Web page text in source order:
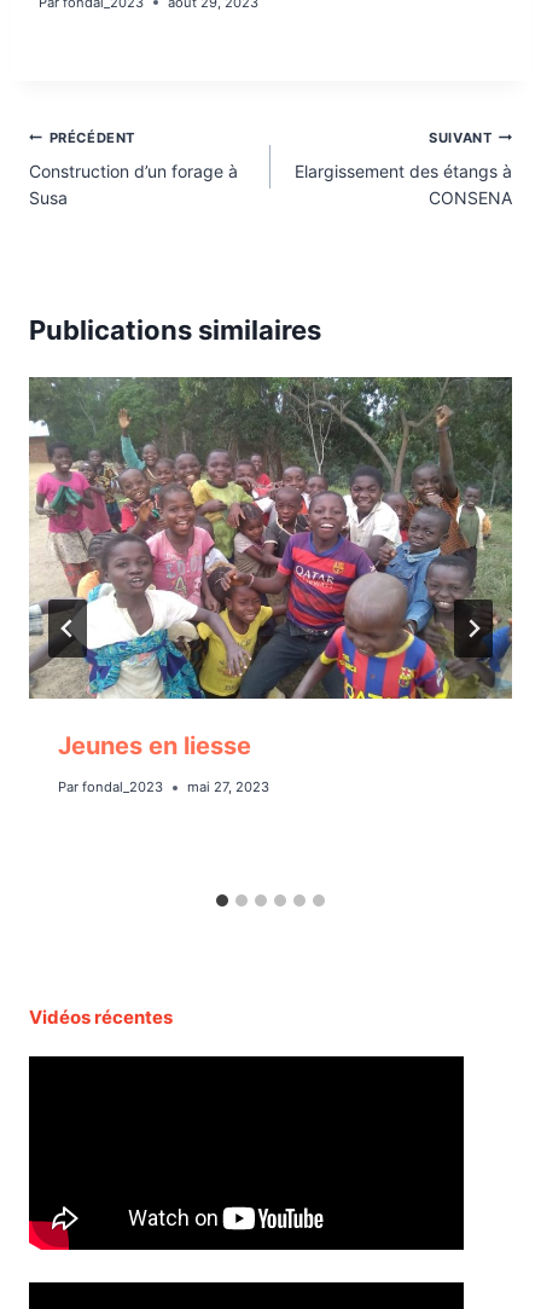
Navigation
de
l’article
PRÉCÉDENT
Construction d’un forage à
Susa
SUIVANT
Elargissement des étangs à
CONSENA
Publications similaires
Jeunes en liesse
Par fondal_2023 mai 27, 2023
Vidéos récentes